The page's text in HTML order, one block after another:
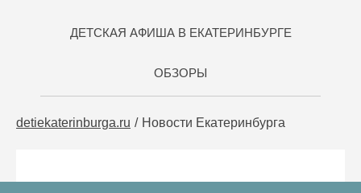
ДЕТСКАЯ АФИША В ЕКАТЕРИНБУРГЕ
ОБЗОРЫ
detiekaterinburga.ru Новости Екатеринбурга